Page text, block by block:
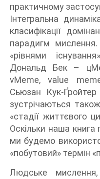
практичному
Інтегральна
класифікації
парадигм
«рівнями
Дональд Бек –
vMeme, value
Сьюзан Кук-Ґройтер
зустрічаються
«стадії життєвого
Оскільки наша книга
ми будемо
«побутовий» термін
Людське мислення,